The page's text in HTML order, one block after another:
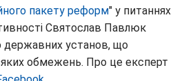
пакету реформ" у питаннях
Святослав Павлюк
державних установ, що
обмежень. Про це експерт